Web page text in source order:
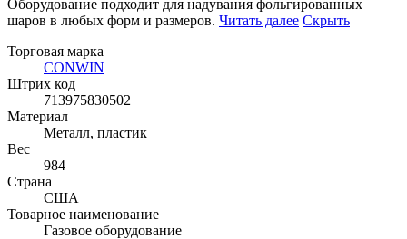
Оборудование подходит для надувания фольгированных
шаров в любых форм и размеров. Читать далее Скрыть
Торговая марка
CONWIN
Штрих код
713975830502
Материал
Металл, пластик
Вес
984
Страна
США
Товарное наименование
Газовое оборудование